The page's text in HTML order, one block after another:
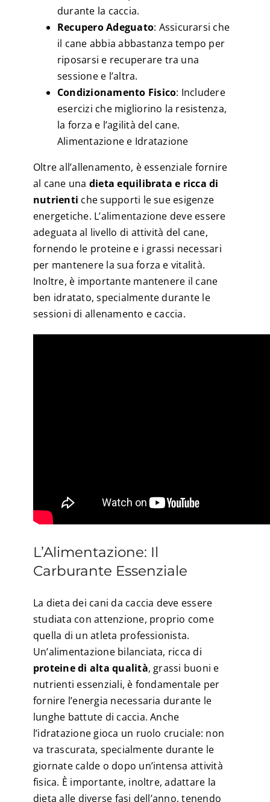
durante la caccia.
Recupero Adeguato: Assicurarsi che
il cane abbia abbastanza tempo per
riposarsi e recuperare tra una
sessione e l’altra.
Condizionamento Fisico: Includere
esercizi che migliorino la resistenza,
la forza e l’agilità del cane.
Alimentazione e Idratazione
Oltre all’allenamento, è essenziale fornire
al cane una dieta equilibrata e ricca di
nutrienti che supporti le sue esigenze
energetiche. L’alimentazione deve essere
adeguata al livello di attività del cane,
fornendo le proteine e i grassi necessari
per mantenere la sua forza e vitalità.
Inoltre, è importante mantenere il cane
ben idratato, specialmente durante le
sessioni di allenamento e caccia.
L’Alimentazione: Il
Carburante Essenziale
La dieta dei cani da caccia deve essere
studiata con attenzione, proprio come
quella di un atleta professionista.
Un’alimentazione bilanciata, ricca di
proteine di alta qualità, grassi buoni e
nutrienti essenziali, è fondamentale per
fornire l’energia necessaria durante le
lunghe battute di caccia. Anche
l’idratazione gioca un ruolo cruciale: non
va trascurata, specialmente durante le
giornate calde o dopo un’intensa attività
fisica. È importante, inoltre, adattare la
dieta alle diverse fasi dell’anno, tenendo